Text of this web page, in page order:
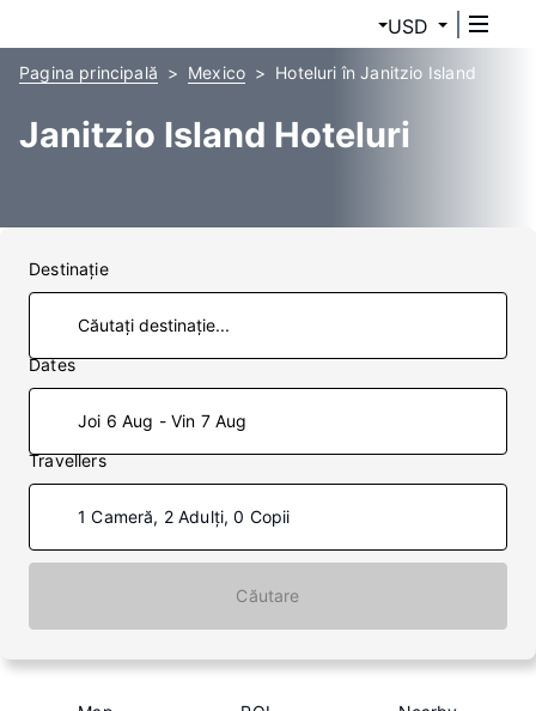
USD
Pagina principală Mexico Hoteluri în Janitzio Island
Janitzio Island Hoteluri
Destinaţie
Dates
Joi 6 Aug - Vin 7 Aug
Travellers
1 Cameră, 2 Adulți, 0 Copii
Căutare